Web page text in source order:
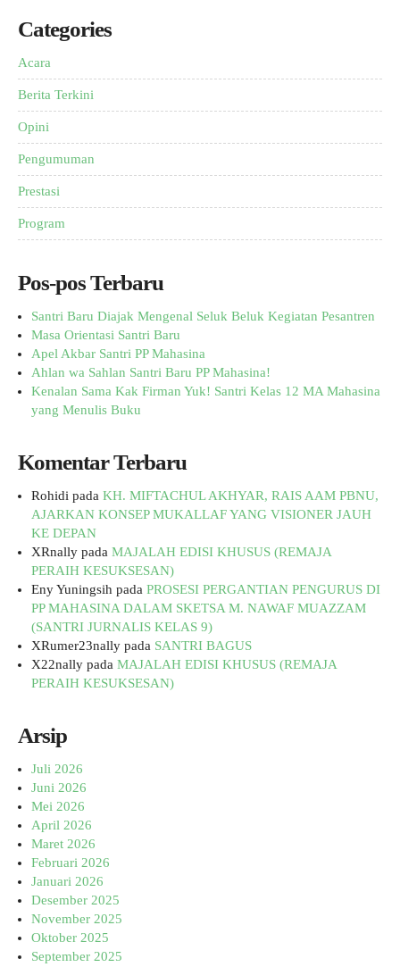
Categories
Acara
Berita Terkini
Opini
Pengumuman
Prestasi
Program
Pos-pos Terbaru
Santri Baru Diajak Mengenal Seluk Beluk Kegiatan Pesantren
Masa Orientasi Santri Baru
Apel Akbar Santri PP Mahasina
Ahlan wa Sahlan Santri Baru PP Mahasina!
Kenalan Sama Kak Firman Yuk! Santri Kelas 12 MA Mahasina
yang Menulis Buku
Komentar Terbaru
Rohidi pada KH. MIFTACHUL AKHYAR, RAIS AAM PBNU,
AJARKAN KONSEP MUKALLAF YANG VISIONER JAUH
KE DEPAN
XRnally pada MAJALAH EDISI KHUSUS (REMAJA
PERAIH KESUKSESAN)
Eny Yuningsih pada PROSESI PERGANTIAN PENGURUS DI
PP MAHASINA DALAM SKETSA M. NAWAF MUAZZAM
(SANTRI JURNALIS KELAS 9)
XRumer23nally pada SANTRI BAGUS
X22nally pada MAJALAH EDISI KHUSUS (REMAJA
PERAIH KESUKSESAN)
Arsip
Juli 2026
Juni 2026
Mei 2026
April 2026
Maret 2026
Februari 2026
Januari 2026
Desember 2025
November 2025
Oktober 2025
September 2025